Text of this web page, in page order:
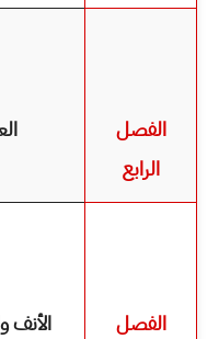
الفصل
الرابع
الفصل
الأنف